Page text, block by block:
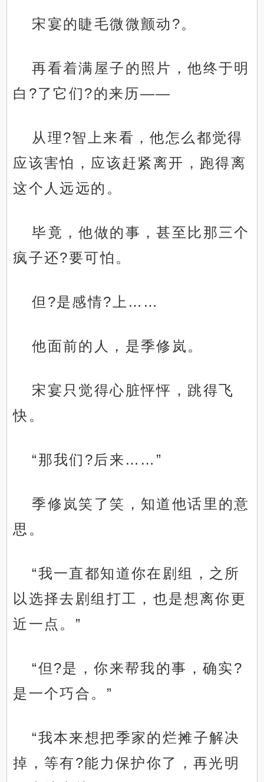
宋宴的睫毛微微颤动?。
再看着满屋子的照片，他终于明
白?了它们?的来历——
从理?智上来看，他怎么都觉得
应该害怕，应该赶紧离开，跑得离
这个人远远的。
毕竟，他做的事，甚至比那三个
疯子还?要可怕。
但?是感情?上……
他面前的人，是季修岚。
宋宴只觉得心脏怦怦，跳得飞
快。
“那我们?后来……”
季修岚笑了笑，知道他话里的意
思。
“我一直都知道你在剧组，之所
以选择去剧组打工，也是想离你更
近一点。”
“但?是，你来帮我的事，确实?
是一个巧合。”
“我本来想把季家的烂摊子解决
掉，等有?能力保护你了，再光明